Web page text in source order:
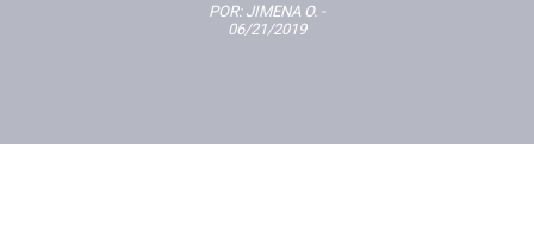
POR: JIMENA O. -
06/21/2019